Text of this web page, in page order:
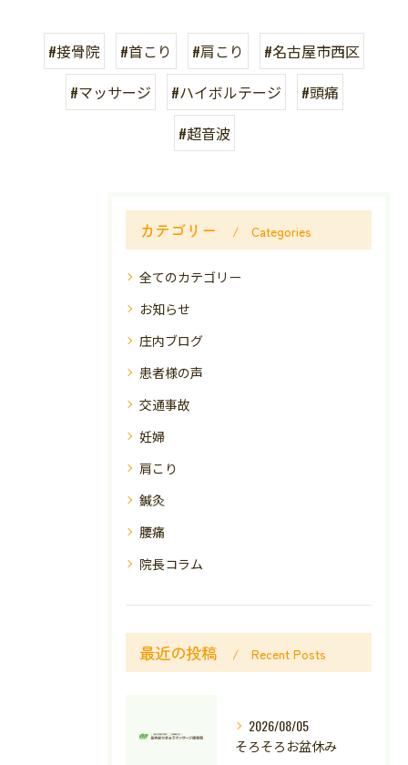
#接骨院 #首こり #肩こり
#名古屋市西区
#マッサージ
#ハイボルテージ
#頭痛
#超音波
カテゴリー Categories
全てのカテゴリー
お知らせ
庄内ブログ
患者様の声
交通事故
妊婦
肩こり
鍼灸
腰痛
院長コラム
最近の投稿 Recent Posts
2026/08/05
そろそろお盆休み